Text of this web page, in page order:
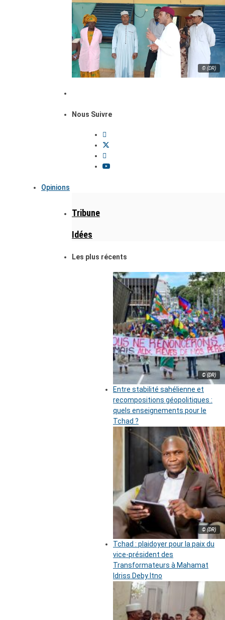
© (DR)
Nous Suivre
Opinions
Tribune
Idées
Les plus récents
© (DR)
Entre stabilité sahélienne et
recompositions géopolitiques :
quels enseignements pour le
Tchad ?
© (DR)
Tchad : plaidoyer pour la paix du
vice-président des
Transformateurs à Mahamat
Idriss Deby Itno